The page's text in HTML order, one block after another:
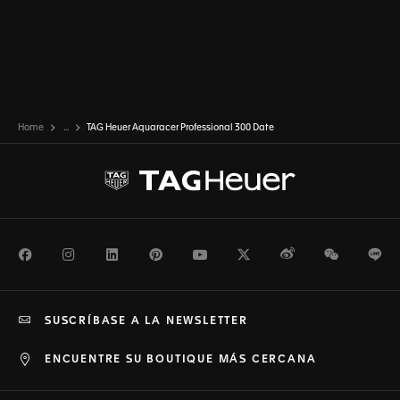
Home ... TAG Heuer Aquaracer Professional 300 Date
FacebookInstagramLinkedInPinterestYoutubeTwitterWeiboWeChat
ENCUENTRE SU BOUTIQUE MÁS CERCANA
SUSCRÍBASE A LA NEWSLETTER